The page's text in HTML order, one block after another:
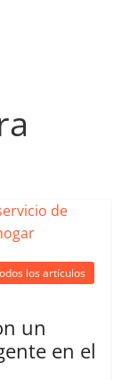
los artículos
un
en el